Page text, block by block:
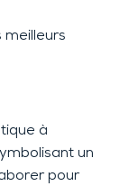
meilleurs
à
un
pour